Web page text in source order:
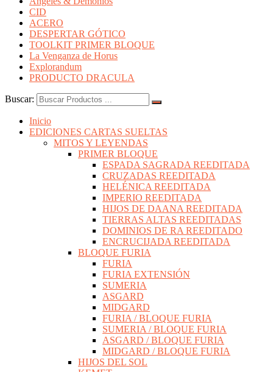
CID
ACERO
DESPERTAR GÓTICO
TOOLKIT PRIMER BLOQUE
La Venganza de Horus
Explorandum
PRODUCTO DRACULA
Buscar:
Inicio
EDICIONES CARTAS SUELTAS
MITOS Y LEYENDAS
PRIMER BLOQUE
ESPADA SAGRADA REEDITADA
CRUZADAS REEDITADA
HELÉNICA REEDITADA
IMPERIO REEDITADA
HIJOS DE DAANA REEDITADA
TIERRAS ALTAS REEDITADAS
DOMINIOS DE RA REEDITADO
ENCRUCIJADA REEDITADA
BLOQUE FURIA
FURIA
FURIA EXTENSIÓN
SUMERIA
ASGARD
MIDGARD
FURIA / BLOQUE FURIA
SUMERIA / BLOQUE FURIA
ASGARD / BLOQUE FURIA
MIDGARD / BLOQUE FURIA
HIJOS DEL SOL